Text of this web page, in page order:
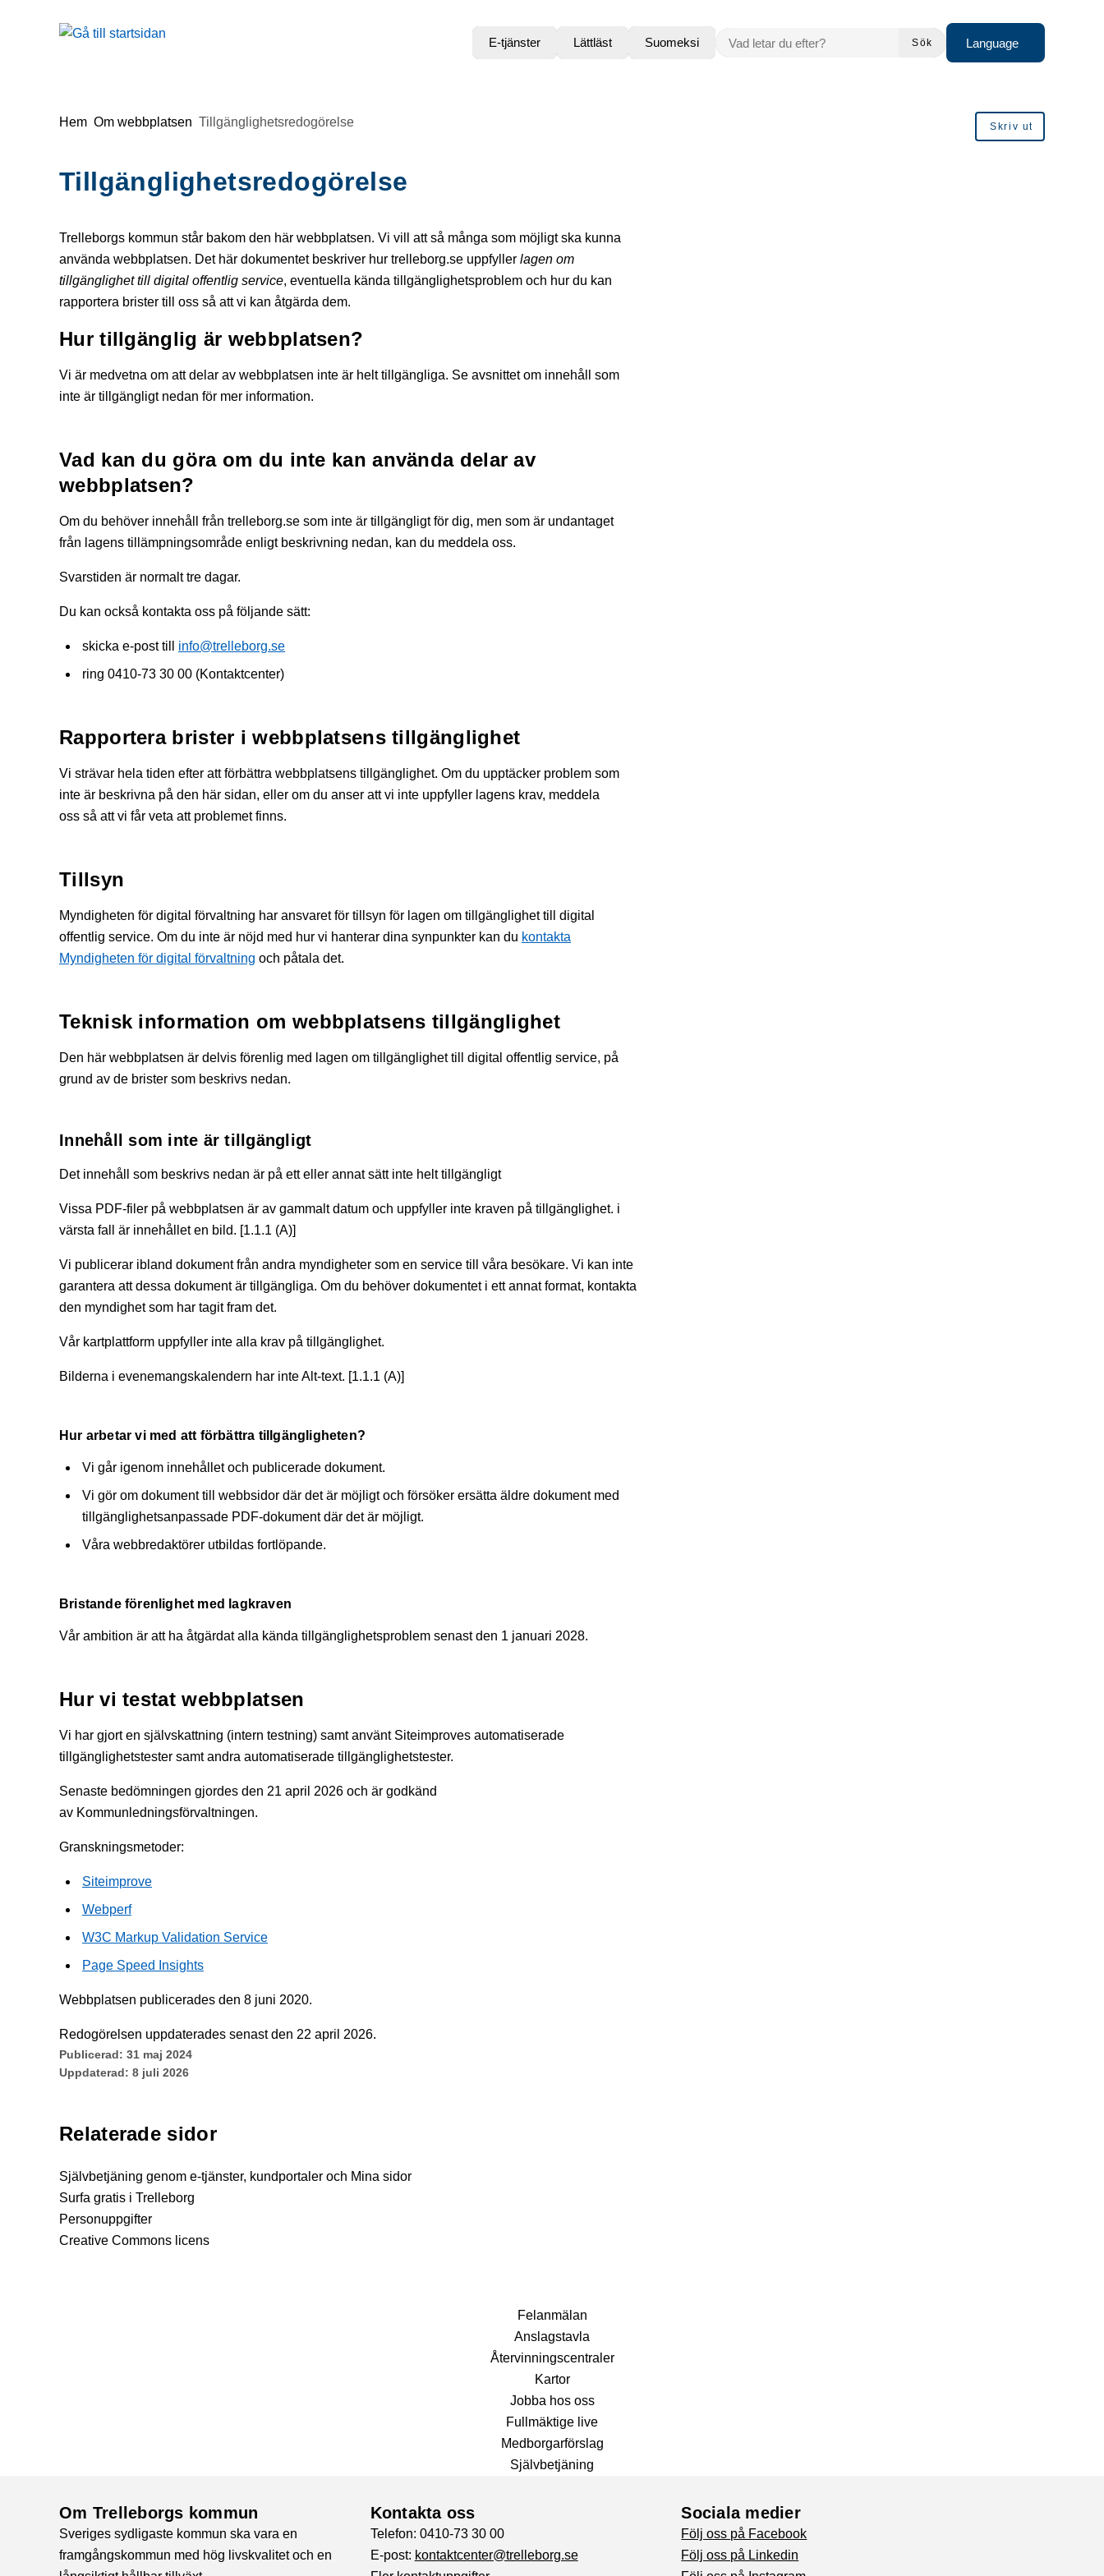
Gå till innehåll
E-tjänster
Lättläst Suomeksi
VAD LETAR DU EFTER?
Sök
Language
Du är här:
Hem Om webbplatsen Tillgänglighetsredogörelse Skriv ut
Tillgänglighetsredogörelse
Trelleborgs kommun står bakom den här webbplatsen. Vi vill att så många som möjligt ska kunna
använda webbplatsen. Det här dokumentet beskriver hur trelleborg.se uppfyller lagen om
tillgänglighet till digital offentlig service, eventuella kända tillgänglighetsproblem och hur du kan
rapportera brister till oss så att vi kan åtgärda dem.
Hur tillgänglig är webbplatsen?
Vi är medvetna om att delar av webbplatsen inte är helt tillgängliga. Se avsnittet om innehåll som
inte är tillgängligt nedan för mer information.
Vad kan du göra om du inte kan använda delar av
webbplatsen?
Om du behöver innehåll från trelleborg.se som inte är tillgängligt för dig, men som är undantaget
från lagens tillämpningsområde enligt beskrivning nedan, kan du meddela oss.
Svarstiden är normalt tre dagar.
Du kan också kontakta oss på följande sätt:
skicka e-post till info@trelleborg.se
ring 0410-73 30 00 (Kontaktcenter)
Rapportera brister i webbplatsens tillgänglighet
Vi strävar hela tiden efter att förbättra webbplatsens tillgänglighet. Om du upptäcker problem som
inte är beskrivna på den här sidan, eller om du anser att vi inte uppfyller lagens krav, meddela
oss så att vi får veta att problemet finns.
Tillsyn
Myndigheten för digital förvaltning har ansvaret för tillsyn för lagen om tillgänglighet till digital
offentlig service. Om du inte är nöjd med hur vi hanterar dina synpunkter kan du kontakta
Myndigheten för digital förvaltning och påtala det.
Teknisk information om webbplatsens tillgänglighet
Den här webbplatsen är delvis förenlig med lagen om tillgänglighet till digital offentlig service, på
grund av de brister som beskrivs nedan.
Innehåll som inte är tillgängligt
Det innehåll som beskrivs nedan är på ett eller annat sätt inte helt tillgängligt
Vissa PDF-filer på webbplatsen är av gammalt datum och uppfyller inte kraven på tillgänglighet. i
värsta fall är innehållet en bild. [1.1.1 (A)]
Vi publicerar ibland dokument från andra myndigheter som en service till våra besökare. Vi kan inte
garantera att dessa dokument är tillgängliga. Om du behöver dokumentet i ett annat format, kontakta
den myndighet som har tagit fram det.
Vår kartplattform uppfyller inte alla krav på tillgänglighet.
Bilderna i evenemangskalendern har inte Alt-text. [1.1.1 (A)]
Hur arbetar vi med att förbättra tillgängligheten?
Vi går igenom innehållet och publicerade dokument.
Vi gör om dokument till webbsidor där det är möjligt och försöker ersätta äldre dokument med
tillgänglighetsanpassade PDF-dokument där det är möjligt.
Våra webbredaktörer utbildas fortlöpande.
Bristande förenlighet med lagkraven
Vår ambition är att ha åtgärdat alla kända tillgänglighetsproblem senast den 1 januari 2028.
Hur vi testat webbplatsen
Vi har gjort en självskattning (intern testning) samt använt Siteimproves automatiserade
tillgänglighetstester samt andra automatiserade tillgänglighetstester.
Senaste bedömningen gjordes den 21 april 2026 och är godkänd
av Kommunledningsförvaltningen.
Granskningsmetoder:
Siteimprove
Webperf
W3C Markup Validation Service
Page Speed Insights
Webbplatsen publicerades den 8 juni 2020.
Redogörelsen uppdaterades senast den 22 april 2026.
Publicerad: 31 maj 2024
Uppdaterad: 8 juli 2026
Relaterade sidor
Självbetjäning genom e-tjänster, kundportaler och Mina sidor
Surfa gratis i Trelleborg
Personuppgifter
Creative Commons licens
Fel­anmälan
Anslags­tavla
Återvinnings­centraler
Kartor
Jobba hos oss
Fullmäktige live
Medborgarförslag
Självbetjäning
Om Trelleborgs kommun
Sveriges sydligaste kommun ska vara en
framgångskommun med hög livskvalitet och en
Kontakta oss
Telefon: 0410-73 30 00
E-post: kontaktcenter@trelleborg.se
Sociala medier
Följ oss på Facebook
Följ oss på Linkedin